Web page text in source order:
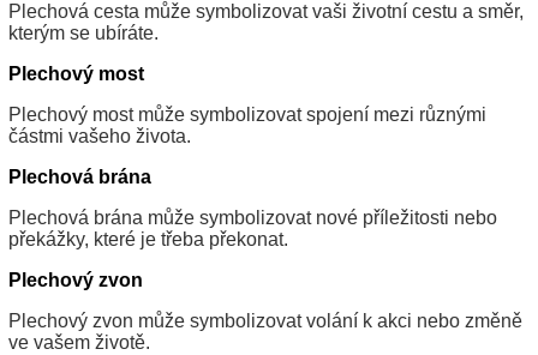
Plechová cesta může symbolizovat vaši životní cestu a směr,
kterým se ubíráte.
Plechový most
Plechový most může symbolizovat spojení mezi různými
částmi vašeho života.
Plechová brána
Plechová brána může symbolizovat nové příležitosti nebo
překážky, které je třeba překonat.
Plechový zvon
Plechový zvon může symbolizovat volání k akci nebo změně
ve vašem životě.